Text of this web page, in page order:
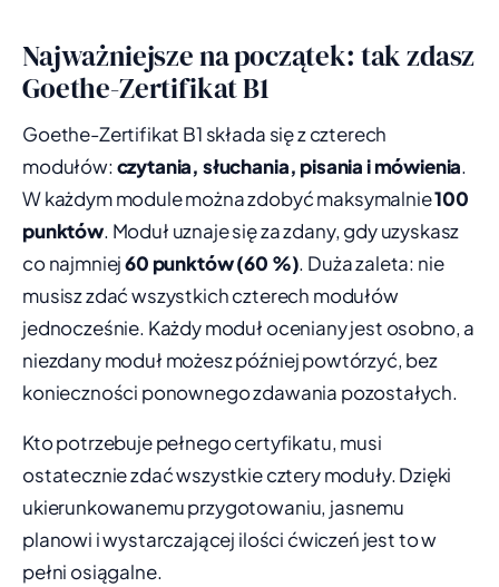
Najważniejsze na początek: tak zdasz
Goethe-Zertifikat B1
Goethe-Zertifikat B1 składa się z czterech
modułów: czytania, słuchania, pisania i mówienia.
W każdym module można zdobyć maksymalnie100
punktów. Moduł uznaje się za zdany, gdy uzyskasz
co najmniej60 punktów (60 %). Duża zaleta: nie
musisz zdać wszystkich czterech modułów
jednocześnie. Każdy moduł oceniany jest osobno, a
niezdany moduł możesz później powtórzyć, bez
konieczności ponownego zdawania pozostałych.
Kto potrzebuje pełnego certyfikatu, musi
ostatecznie zdać wszystkie cztery moduły. Dzięki
ukierunkowanemu przygotowaniu, jasnemu
planowi i wystarczającej ilości ćwiczeń jest to w
pełni osiągalne.